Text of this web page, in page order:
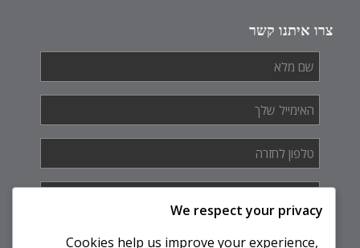
צרו איתנו קשר
שם
מלא *
האימייל
שלך *
טלפון
לחזרה *
איך
יכולים
לך?
We respect your privacy
Cookies help us improve your experience,